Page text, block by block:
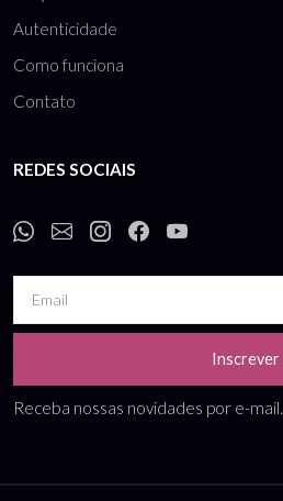
Autenticidade
Como funciona
Contato
REDES SOCIAIS
Inscrever
Receba nossas novidades por e-mail.